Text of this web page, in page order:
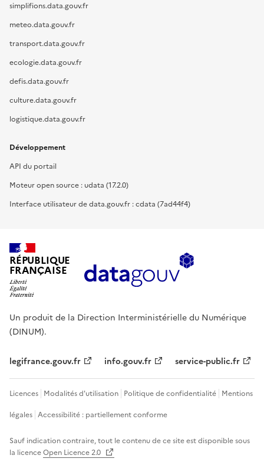
simplifions.data.gouv.fr
meteo.data.gouv.fr
transport.data.gouv.fr
ecologie.data.gouv.fr
defis.data.gouv.fr
culture.data.gouv.fr
logistique.data.gouv.fr
Développement
API du portail
Moteur open source : udata (17.2.0)
Interface utilisateur de data.gouv.fr : cdata (7ad44f4)
RÉPUBLIQUE
FRANÇAISE
Un produit de la Direction Interministérielle du Numérique
(DINUM).
legifrance.gouv.fr info.gouv.fr service-public.fr
Licences Modalités d'utilisation Politique de confidentialité Mentions
légales Accessibilité : partiellement conforme
Sauf indication contraire, tout le contenu de ce site est disponible sous
la licenceOpen Licence 2.0